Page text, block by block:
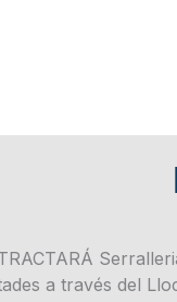
a través del